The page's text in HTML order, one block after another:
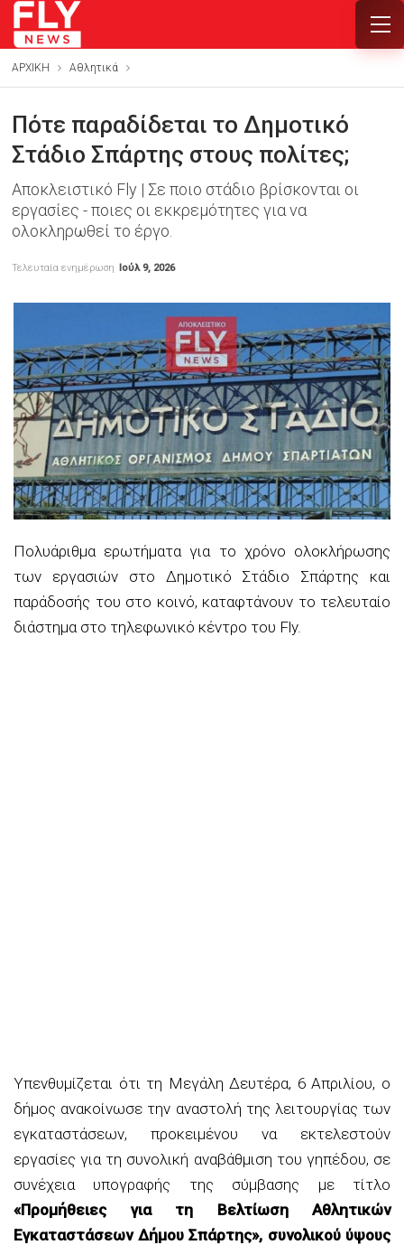
ΑΡΧΙΚΗ Αθλητικά
Πότε παραδίδεται το Δημοτικό
Στάδιο Σπάρτης στους πολίτες;
Αποκλειστικό Fly | Σε ποιο στάδιο βρίσκονται οι
εργασίες - ποιες οι εκκρεμότητες για να
ολοκληρωθεί το έργο.
Τελευταία ενημέρωση Ιούλ 9, 2026
Πολυάριθμα ερωτήματα για το χρόνο ολοκλήρωσης
των εργασιών στο Δημοτικό Στάδιο Σπάρτης και
παράδοσής του στο κοινό, καταφτάνουν το τελευταίο
διάστημα στο τηλεφωνικό κέντρο του Fly.
Υπενθυμίζεται ότι τη Μεγάλη Δευτέρα, 6 Απριλίου, ο
δήμος ανακοίνωσε την αναστολή της λειτουργίας των
εγκαταστάσεων, προκειμένου να εκτελεστούν
εργασίες για τη συνολική αναβάθμιση του γηπέδου, σε
συνέχεια υπογραφής της σύμβασης με τίτλο
«Προμήθειες για τη Βελτίωση Αθλητικών
Εγκαταστάσεων Δήμου Σπάρτης», συνολικού ύψους